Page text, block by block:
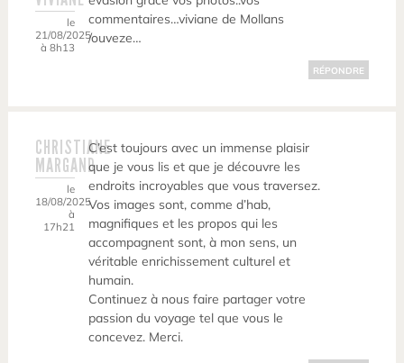
le
21/08/2025
à 8h13
commentaires…viviane de Mollans
/ouveze…
RÉPONDRE
CHRISTIANE
MARGAND
le
18/08/2025
à
17h21
C’est toujours avec un immense plaisir
que je vous lis et que je découvre les
endroits incroyables que vous traversez.
Vos images sont, comme d’hab,
magnifiques et les propos qui les
accompagnent sont, à mon sens, un
véritable enrichissement culturel et
humain.
Continuez à nous faire partager votre
passion du voyage tel que vous le
concevez. Merci.